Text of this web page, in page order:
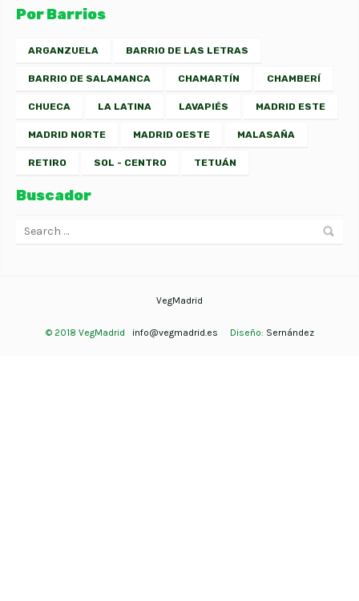
Por Barrios
ARGANZUELA BARRIO DE LAS LETRAS
BARRIO DE SALAMANCA CHAMARTÍN CHAMBERÍ
CHUECA LA LATINA LAVAPIÉS MADRID ESTE
MADRID NORTE MADRID OESTE MALASAÑA
RETIRO SOL - CENTRO TETUÁN
Buscador
VegMadrid
© 2018 VegMadrid info@vegmadrid.es Diseño: Sernández